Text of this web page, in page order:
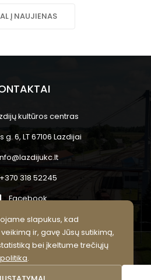
Į NAUJIENAS
kultūros centras
g. 6, LT 67106 Lazdijai
+370 318 52245
Facebook
kultūros centras.
saugomos.
slapukus, kad
ir, gavę Jūsų sutikimą,
bei įkeltume trečiųjų
.